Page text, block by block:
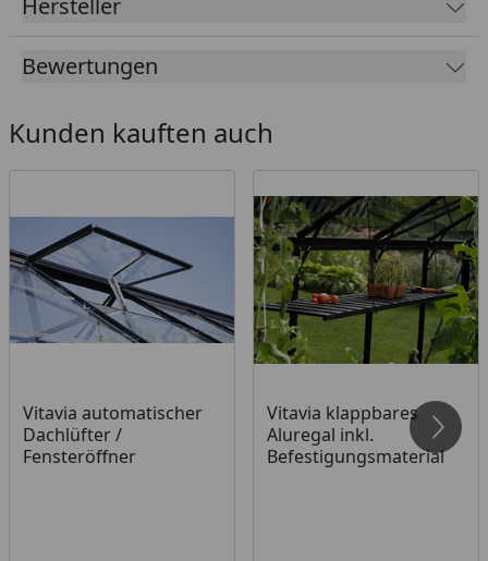
Hersteller
Bewertungen
Kunden kauften auch
Vitavia automatischer
Dachlüfter /
Fensteröffner
Vitavia klappbares
Aluregal inkl.
Befestigungsmaterial